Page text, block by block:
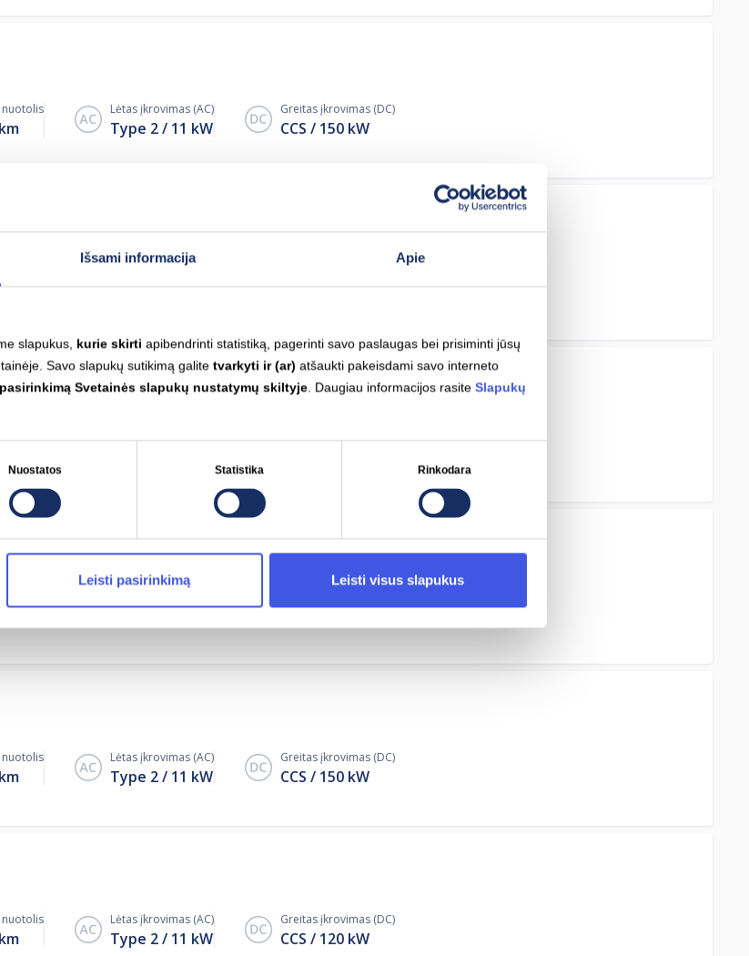
Išsami informacija Apie
slapukus, kurie skirti apibendrinti statistiką, pagerinti savo paslaugas bei prisiminti jūsų
Savo slapukų sutikimą galitetvarkyti ir (ar) atšaukti pakeisdami savo interneto
Svetainės slapukų nustatymų skiltyje. Daugiau informacijos rasiteSlapukų
Nuostatos Statistika Rinkodara
Leisti pasirinkimą Leisti visus slapukus
nuotolis Lėtas įkrovimas (AC)
Type 2 11 kW
Greitas įkrovimas (DC)
CCS 150 kW
Lėtas įkrovimas (AC)
Type 2 11kW CCS 150kW
Type 2 11kW CCS 190kW
nuotolis Lėtas įkrovimas (AC)
Type 2 11 kW
Greitas įkrovimas (DC)
CCS 150 kW
nuotolis Lėtas įkrovimas (AC)
Type 2 11 kW
Greitas įkrovimas (DC)
CCS 120 kW